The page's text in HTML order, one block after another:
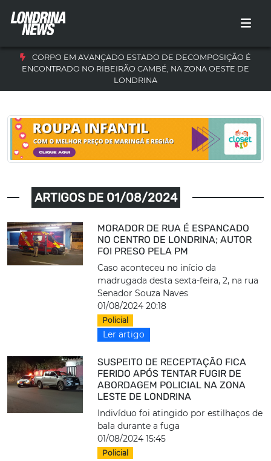
CORPO EM AVANÇADO ESTADO DE DECOMPOSIÇÃO É
ENCONTRADO NO RIBEIRÃO CAMBÉ, NA ZONA OESTE DE
LONDRINA
ARTIGOS DE 01/08/2024
MORADOR DE RUA É ESPANCADO
NO CENTRO DE LONDRINA; AUTOR
FOI PRESO PELA PM
Caso aconteceu no início da
madrugada desta sexta-feira, 2, na rua
Senador Souza Naves
01/08/2024 20:18
Policial
Ler artigo
SUSPEITO DE RECEPTAÇÃO FICA
FERIDO APÓS TENTAR FUGIR DE
ABORDAGEM POLICIAL NA ZONA
LESTE DE LONDRINA
Indivíduo foi atingido por estilhaços de
bala durante a fuga
01/08/2024 15:45
Policial